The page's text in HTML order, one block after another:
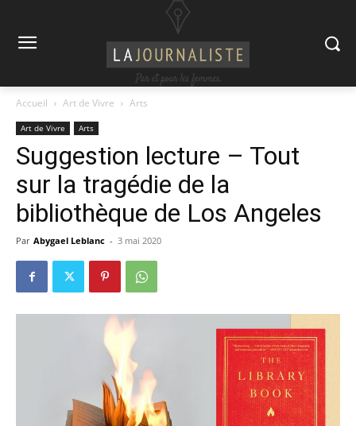
Accueil Art de Vivre Arts
Art de Vivre Arts
Suggestion lecture – Tout
sur la tragédie de la
bibliothèque de Los Angeles
Par Abygael Leblanc - 3 mai 2020